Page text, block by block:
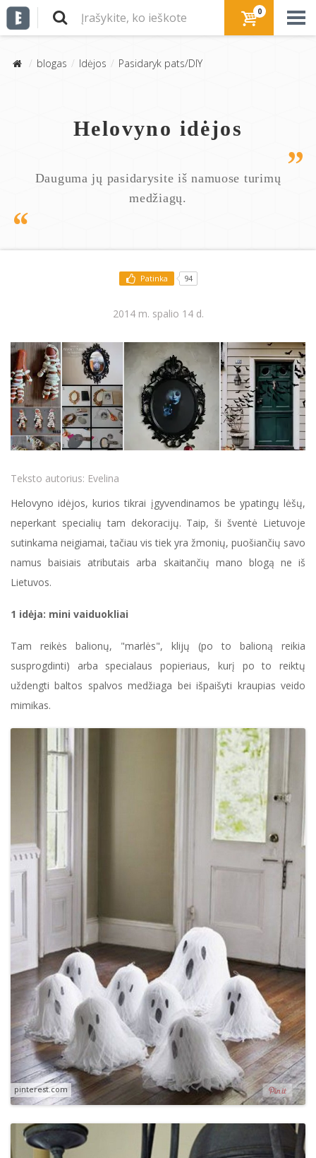
0
blogas Idėjos Pasidaryk pats/DIY
Helovyno idėjos
Dauguma jų pasidarysite iš namuose turimų
medžiagų.
Patinka 94
2014 m. spalio 14 d.
Teksto autorius: Evelina
Helovyno idėjos, kurios tikrai įgyvendinamos be ypatingų lėšų,
neperkant specialių tam dekoracijų. Taip, ši šventė Lietuvoje
sutinkama neigiamai, tačiau vis tiek yra žmonių, puošiančių savo
namus baisiais atributais arba skaitančių mano blogą ne iš
Lietuvos.
1 idėja: mini vaiduokliai
Tam reikės balionų, "marlės", klijų (po to balioną reikia
susprogdinti) arba specialaus popieriaus, kurį po to reiktų
uždengti baltos spalvos medžiaga bei išpaišyti kraupias veido
mimikas.
pinterest.com